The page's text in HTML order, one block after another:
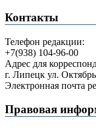
Контакты
Телефон редакции:
+7(938) 104-96-00
Адрес для
г. Липецк ул.
Электронная почта
Правовая